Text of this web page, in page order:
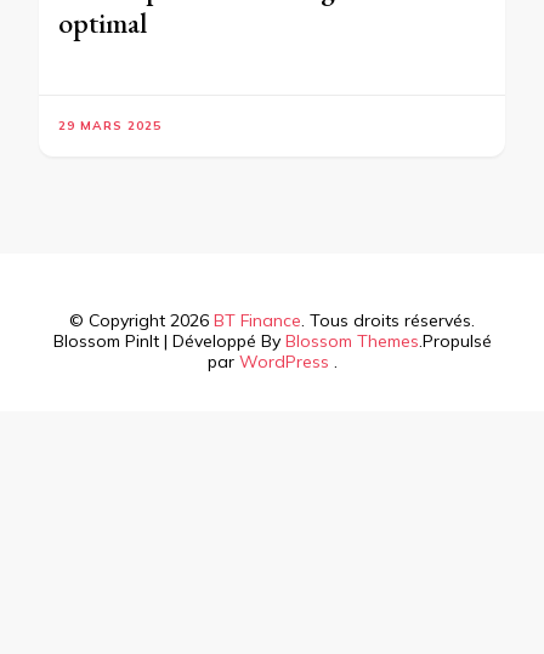
optimal
29 MARS 2025
© Copyright 2026 BT Finance. Tous droits réservés.
Blossom PinIt | Développé By Blossom Themes.Propulsé
par WordPress .